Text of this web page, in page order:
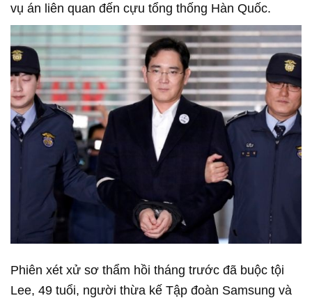
vụ án liên quan đến cựu tổng thống Hàn Quốc.
Phiên xét xử sơ thẩm hồi tháng trước đã buộc tội
Lee, 49 tuổi, người thừa kế Tập đoàn Samsung và